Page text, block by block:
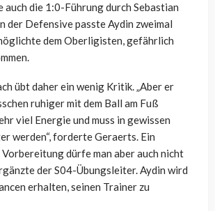
auch die 1:0-Führung durch Sebastian
der Defensive passte Aydin zweimal
dem Oberligisten, gefährlich
übt daher ein wenig Kritik. „Aber er
ruhiger mit dem Ball am Fuß
viel Energie und muss in gewissen
werden“, forderte Geraerts. Ein
dürfe man aber auch nicht
der S04-Übungsleiter. Aydin wird
erhalten, seinen Trainer zu